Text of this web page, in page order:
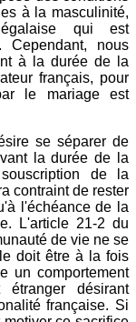
à la masculinité,
qui est
Cependant, nous
à la durée de la
français, pour
le mariage est
se séparer de
la durée de la
de la
contraint de rester
l'échéance de la
L'article 21-2 du
de vie ne se
doit être à la fois
un comportement
désirant
française. Si